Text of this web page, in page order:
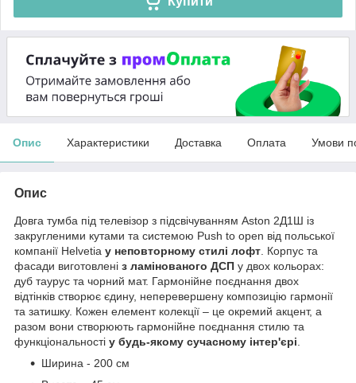
Опис Характеристики Доставка Оплата Умови
Опис
Довга тумба під телевізор з підсвічуванням Aston 2Д1Ш із
закругленими кутами та системою Push to open від польської
компанії Helvetia у неповторному стилі лофт. Корпус та
фасади виготовлені з ламінованого ДСП у двох кольорах:
дуб таурус та чорний мат. Гармонійне поєднання двох
відтінків створює єдину, неперевершену композицію гармонії
та затишку. Кожен елемент колекції – це окремий акцент, а
разом вони створюють гармонійне поєднання стилю та
функціональності у будь-якому сучасному інтер'єрі.
Ширина - 200 см